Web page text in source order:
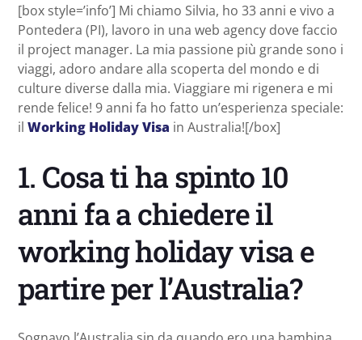
[box style=’info’] Mi chiamo Silvia, ho 33 anni e vivo a
Pontedera (PI), lavoro in una web agency dove faccio
il project manager. La mia passione più grande sono i
viaggi, adoro andare alla scoperta del mondo e di
culture diverse dalla mia. Viaggiare mi rigenera e mi
rende felice! 9 anni fa ho fatto un’esperienza speciale:
il Working Holiday Visa in Australia![/box]
1. Cosa ti ha spinto 10
anni fa a chiedere il
working holiday visa e
partire per l’Australia?